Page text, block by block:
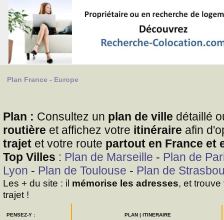
Plan France - Europe
Plan : Consultez un plan de ville détaillé
routière et affichez votre itinéraire afin
trajet et votre route partout en France et
Top Villes : Plan de Marseille - Plan de
Lyon - Plan de Toulouse - Plan de
Les + du site : il mémorise les adresses, et
trajet !
PENSEZ-Y : PLAN | ITINERAIRE